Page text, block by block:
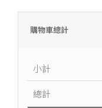
購物車總計
小計
總計